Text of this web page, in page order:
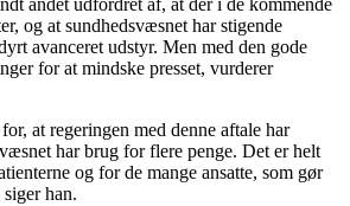
andet udfordret af, at der i de kommende
og at sundhedsvæsnet har stigende
avanceret udstyr. Men med den gode
for at mindske presset, vurderer
at regeringen med denne aftale har
har brug for flere penge. Det er helt
og for de mange ansatte, som gør
han.